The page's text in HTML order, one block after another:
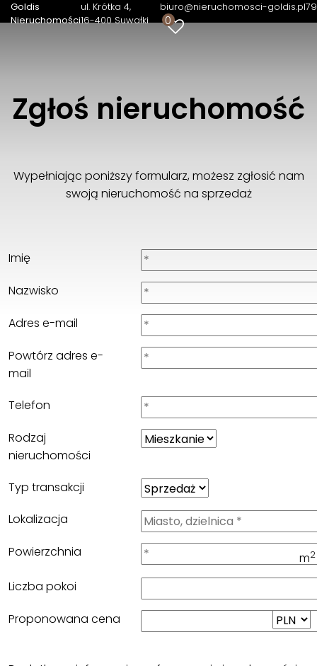
Goldis
Nieruchomości
ul. Krótka 4
16-400 Suwałki
biuro@nieruchomosci-goldis.pl
0
Goldis Nieruchomości
biuro@nieruchomosci-goldis.pl
Zgłoś nieruchomość
Wypełniając poniższy formularz, możesz zgłosić nam
swoją nieruchomość na sprzedaż
Imię
Nazwisko
Adres e-mail
Powtórz adres e-
mail
Telefon
Rodzaj
nieruchomości
Typ transakcji
Lokalizacja
Powierzchnia
m2
Liczba pokoi
Proponowana cena